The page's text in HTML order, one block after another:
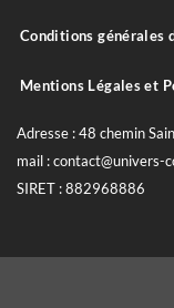
Conditions générales
Mentions Légales et
Adresse : 48 chemin
mail : contact@univers-
SIRET : 882968886